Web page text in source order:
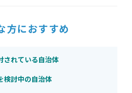
方におすすめ
されている自治体
検討中の自治体